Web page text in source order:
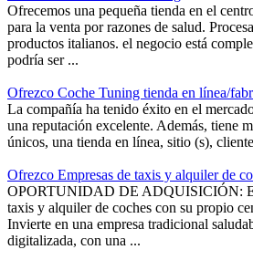
Ofrecemos una pequeña tienda en el
para la venta por razones de salud.
productos italianos. el negocio está
podría ser ...
Ofrezco Coche Tuning tienda en línea/
La compañía ha tenido éxito en el
una reputación excelente. Además, tiene
únicos, una tienda en línea, sitio (s),
Ofrezco Empresas de taxis y alquiler de
OPORTUNIDAD DE ADQUISICIÓN:
taxis y alquiler de coches con su propio
Invierte en una empresa tradicional
digitalizada, con una ...